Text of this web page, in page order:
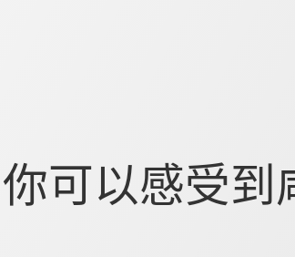
可以感受到